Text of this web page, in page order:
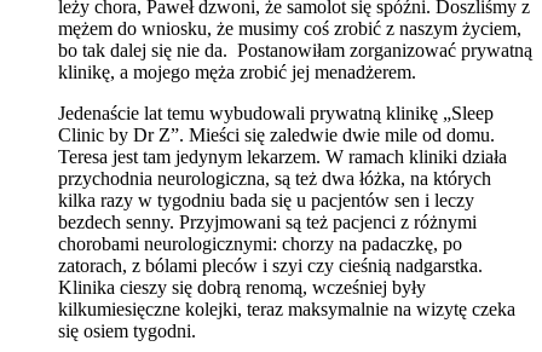
leży chora, Paweł dzwoni, że samolot się spóźni. Doszliśmy z
mężem do wniosku, że musimy coś zrobić z naszym życiem,
bo tak dalej się nie da. Postanowiłam zorganizować prywatną
klinikę, a mojego męża zrobić jej menadżerem.
Jedenaście lat temu wybudowali prywatną klinikę „Sleep
Clinic by Dr Z”. Mieści się zaledwie dwie mile od domu.
Teresa jest tam jedynym lekarzem. W ramach kliniki działa
przychodnia neurologiczna, są też dwa łóżka, na których
kilka razy w tygodniu bada się u pacjentów sen i leczy
bezdech senny. Przyjmowani są też pacjenci z różnymi
chorobami neurologicznymi: chorzy na padaczkę, po
zatorach, z bólami pleców i szyi czy cieśnią nadgarstka.
Klinika cieszy się dobrą renomą, wcześniej były
kilkumiesięczne kolejki, teraz maksymalnie na wizytę czeka
się osiem tygodni.